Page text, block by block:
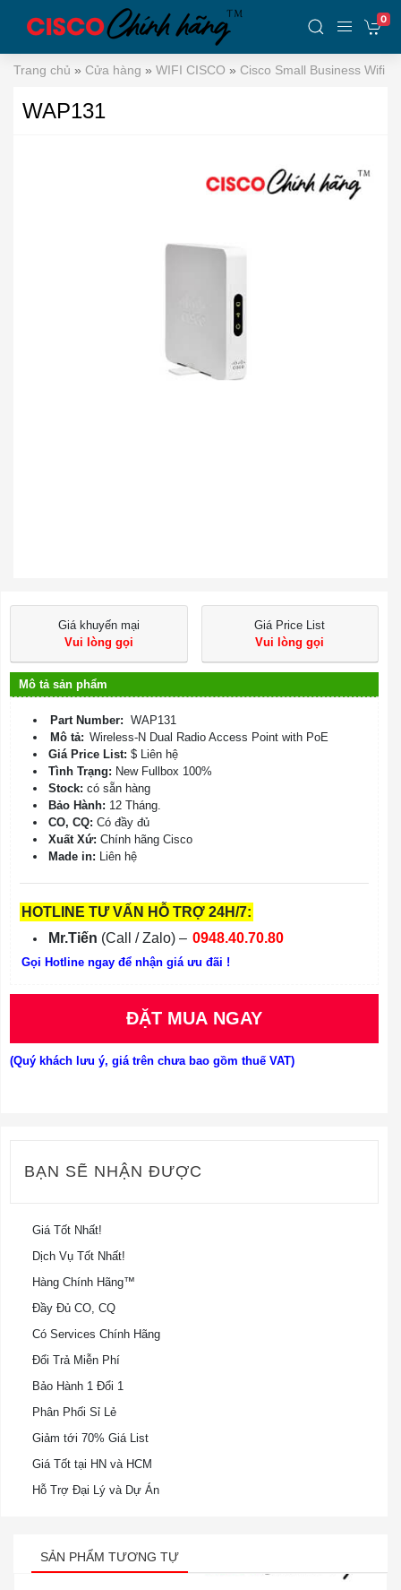
0
Trang chủ » Cửa hàng » WIFI CISCO » Cisco Small Business Wifi
WAP131
Giá khuyến mại
Vui lòng gọi
Giá Price List
Vui lòng gọi
Mô tả sản phẩm
Part Number: WAP131
Mô tả: Wireless-N Dual Radio Access Point with PoE
Giá Price List: $ Liên hệ
Tình Trạng: New Fullbox 100%
Stock: có sẵn hàng
Bảo Hành: 12 Tháng.
CO, CQ: Có đầy đủ
Xuất Xứ: Chính hãng Cisco
Made in: Liên hệ
HOTLINE TƯ VẤN HỖ TRỢ 24H/7:
Mr.Tiến (Call / Zalo) – 0948.40.70.80
Gọi Hotline ngay để nhận giá ưu đãi !
ĐẶT MUA NGAY
(Quý khách lưu ý, giá trên chưa bao gồm thuế VAT)
BẠN SẼ NHẬN ĐƯỢC
Giá Tốt Nhất!
Dịch Vụ Tốt Nhất!
Hàng Chính Hãng™
Đầy Đủ CO, CQ
Có Services Chính Hãng
Đổi Trả Miễn Phí
Bảo Hành 1 Đổi 1
Phân Phối Sỉ Lẻ
Giảm tới 70% Giá List
Giá Tốt tại HN và HCM
Hỗ Trợ Đại Lý và Dự Án
SẢN PHẨM TƯƠNG TỰ